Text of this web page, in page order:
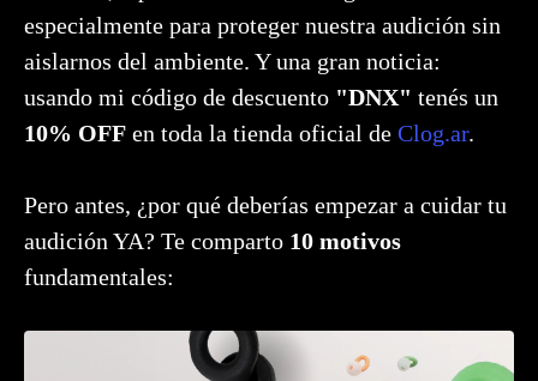
especialmente para proteger nuestra audición sin
aislarnos del ambiente. Y una gran noticia:
usando mi código de descuento "DNX" tenés un
10% OFF en toda la tienda oficial de Clog.ar.
Pero antes, ¿por qué deberías empezar a cuidar tu
audición YA? Te comparto 10 motivos
fundamentales: